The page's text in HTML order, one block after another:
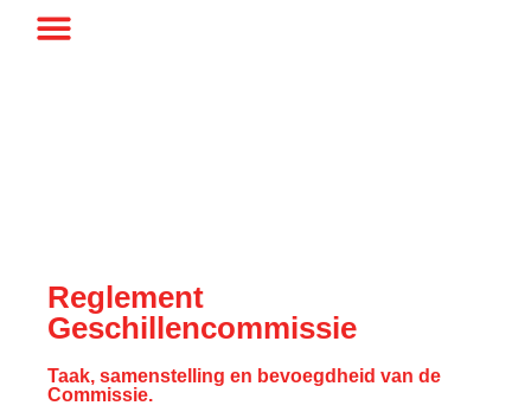
Reglement
Geschillencommissie
Taak, samenstelling en bevoegdheid van de
Commissie.